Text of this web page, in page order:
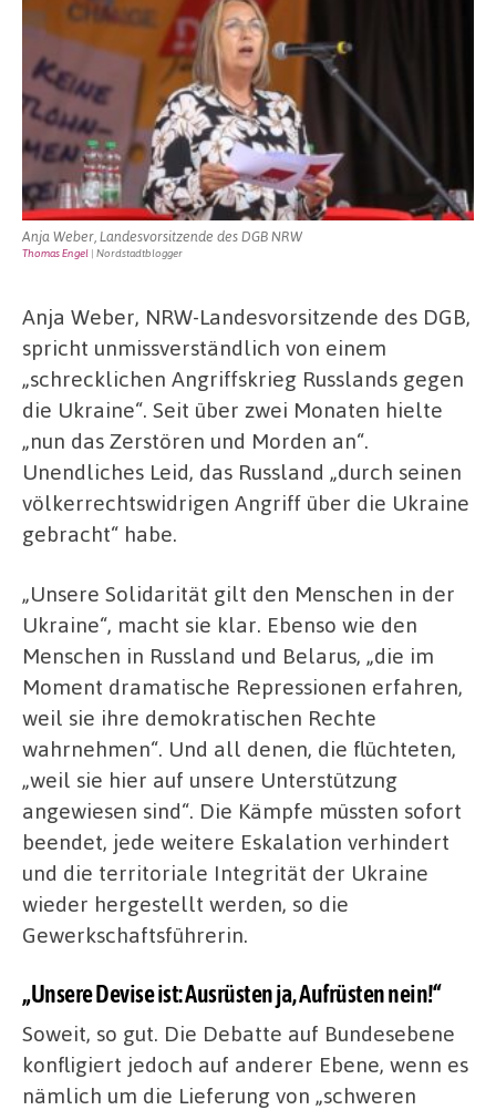
Anja Weber, Landesvorsitzende des DGB NRW
Thomas Engel | Nordstadtblogger
Anja Weber, NRW-Landesvorsitzende des DGB,
spricht unmissverständlich von einem
„schrecklichen Angriffskrieg Russlands gegen
die Ukraine“. Seit über zwei Monaten hielte
„nun das Zerstören und Morden an“.
Unendliches Leid, das Russland „durch seinen
völkerrechtswidrigen Angriff über die Ukraine
gebracht“ habe.
„Unsere Solidarität gilt den Menschen in der
Ukraine“, macht sie klar. Ebenso wie den
Menschen in Russland und Belarus, „die im
Moment dramatische Repressionen erfahren,
weil sie ihre demokratischen Rechte
wahrnehmen“. Und all denen, die flüchteten,
„weil sie hier auf unsere Unterstützung
angewiesen sind“. Die Kämpfe müssten sofort
beendet, jede weitere Eskalation verhindert
und die territoriale Integrität der Ukraine
wieder hergestellt werden, so die
Gewerkschaftsführerin.
„Unsere Devise ist: Ausrüsten ja, Aufrüsten nein!“
Soweit, so gut. Die Debatte auf Bundesebene
konfligiert jedoch auf anderer Ebene, wenn es
nämlich um die Lieferung von „schweren